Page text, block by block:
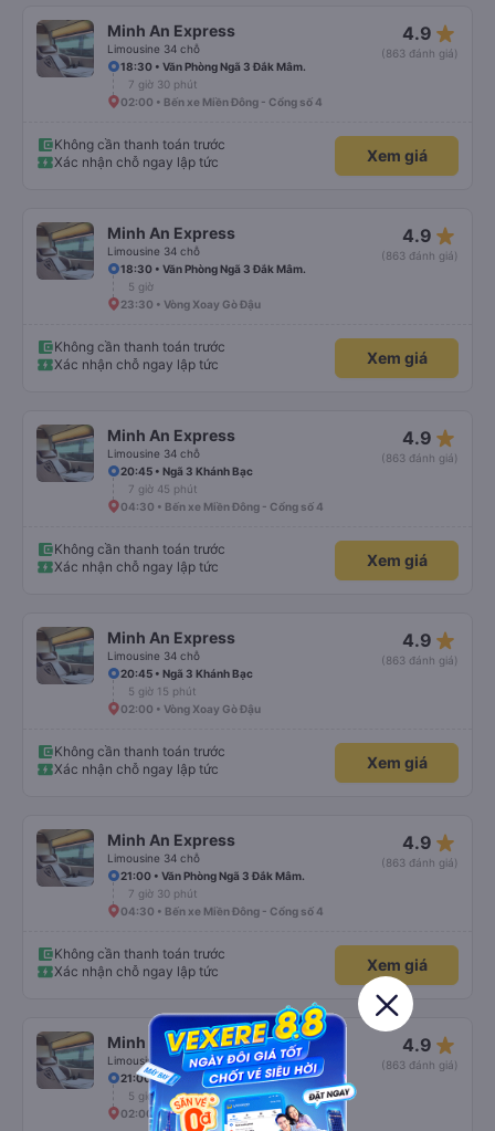
Minh An Express
Limousine 34 chỗ
4.9 star_rate
(863 đánh giá)
18:30 • Văn Phòng Ngã 3 Đắk Mâm.
7 giờ 30 phút
02:00 • Bến xe Miền Đông - Cổng số 4
Không cần thanh toán trước
Xác nhận chỗ ngay lập tức
Xem giá
Minh An Express
Limousine 34 chỗ
4.9 star_rate
(863 đánh giá)
18:30 • Văn Phòng Ngã 3 Đắk Mâm.
5 giờ
23:30 • Vòng Xoay Gò Đậu
Không cần thanh toán trước
Xác nhận chỗ ngay lập tức
Xem giá
Minh An Express
Limousine 34 chỗ
4.9 star_rate
(863 đánh giá)
20:45 • Ngã 3 Khánh Bạc
7 giờ 45 phút
04:30 • Bến xe Miền Đông - Cổng số 4
Không cần thanh toán trước
Xác nhận chỗ ngay lập tức
Xem giá
Minh An Express
Limousine 34 chỗ
4.9 star_rate
(863 đánh giá)
20:45 • Ngã 3 Khánh Bạc
5 giờ 15 phút
02:00 • Vòng Xoay Gò Đậu
Không cần thanh toán trước
Xác nhận chỗ ngay lập tức
Xem giá
Minh An Express
Limousine 34 chỗ
4.9 star_rate
(863 đánh giá)
21:00 • Văn Phòng Ngã 3 Đắk Mâm.
7 giờ 30 phút
04:30 • Bến xe Miền Đông - Cổng số 4
Không cần thanh toán trước
Xác nhận chỗ ngay lập tức
Xem giá
Minh An Express
Limousine 34 chỗ
4.9 star_rate
(863 đánh giá)
21:00 • Văn Phòng Ngã 3 Đắk Mâm.
5 giờ
02:00 • Vòng Xoay Gò Đậu